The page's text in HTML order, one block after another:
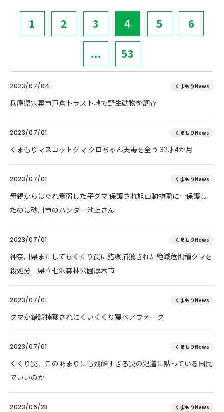
1 2 3 4 5 6
... 53
2023/07/04 くまもりNews
兵庫県宍粟市戸倉トラスト地で野生動物を調査
2023/07/01 くまもりNews
くまもりマスコットグマ クロちゃん天寿を全う 32才4か月
2023/07/01 くまもりNews
母親からはぐれ衰弱した子グマ 保護され旭山動物園に…保護し
たのは砂川市のハンター池上さん
2023/07/01 くまもりNews
神奈川県またしてもくくり罠に錯誤捕獲された絶滅危惧種クマを
殺処分 県立七沢森林公園厚木市
2023/07/01 くまもりNews
クマが錯誤捕獲されにくいくくり罠ベアウォーク
2023/07/01 くまもりNews
くくり罠、このあまりにも残酷すぎる罠の氾濫に黙っている国民
でいいのか
2023/06/23 くまもりNews